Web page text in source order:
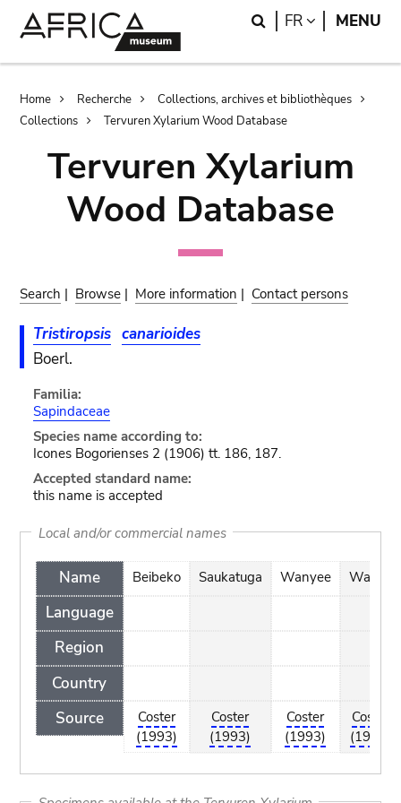
Search
FR LANGUAGE
MENU
Breadcrumb
Home Recherche
Collections, archives et bibliothèques
Collections
Tervuren Xylarium Wood Database
Tervuren Xylarium
Wood Database
Search | Browse | More information | Contact persons
Tristiropsis canarioides
Boerl.
Familia:
Sapindaceae
Species name according to:
Icones Bogorienses 2 (1906) tt. 186, 187.
Accepted standard name:
this name is accepted
Local and/or commercial names
Name
Language
Region
Country
Source
Beibeko
Coster
(1993)
Saukatuga
Coster
(1993)
Wanyee
Coster
(1993)
Wanyu
Coster
(1993)